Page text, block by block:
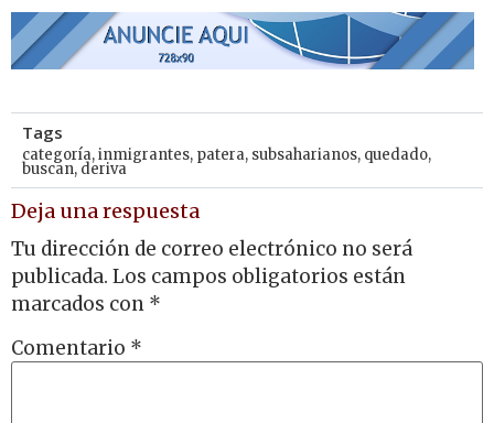
Tags
categoría,inmigrantes, patera, subsaharianos, quedado,
buscan, deriva
Deja una respuesta
Tu dirección de correo electrónico no será
publicada. Los campos obligatorios están
marcados con *
Comentario *